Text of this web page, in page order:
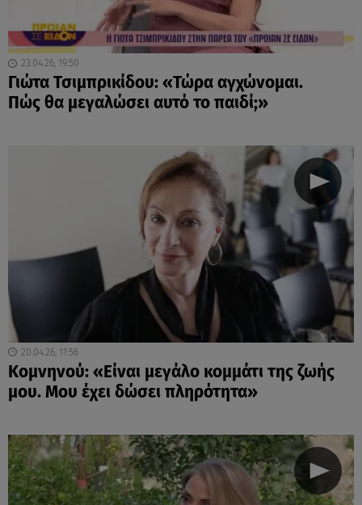
23.04.26, 19:50
Γιώτα Τσιμπρικίδου: «Τώρα αγχώνομαι.
Πώς θα μεγαλώσει αυτό το παιδί;»
20.04.26, 11:56
Κομνηνού: «Είναι μεγάλο κομμάτι της ζωής
μου. Μου έχει δώσει πληρότητα»